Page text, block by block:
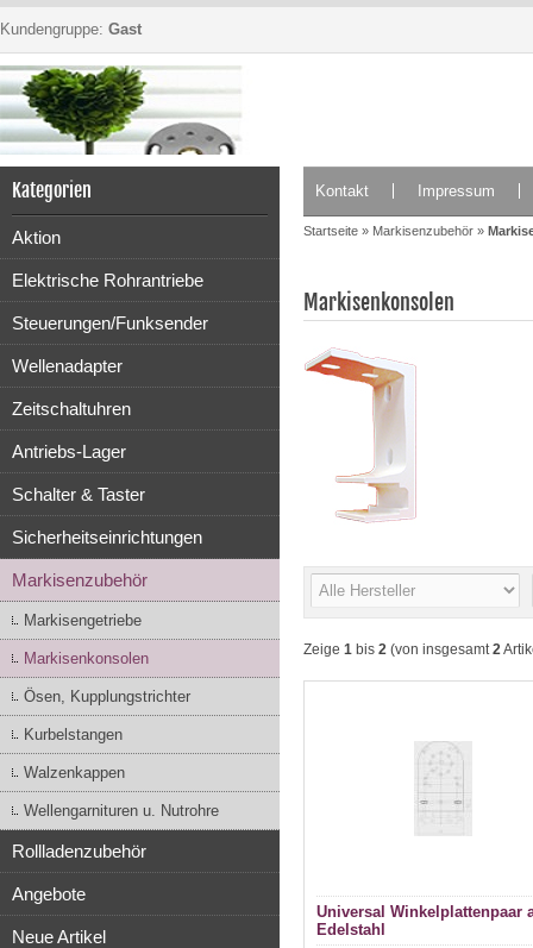
Kundengruppe: Gast
Kategorien
Aktion
Elektrische Rohrantriebe
Steuerungen/Funksender
Wellenadapter
Zeitschaltuhren
Antriebs-Lager
Schalter & Taster
Sicherheitseinrichtungen
Markisenzubehör
Markisengetriebe
Markisenkonsolen
Ösen, Kupplungstrichter
Kurbelstangen
Walzenkappen
Wellengarnituren u. Nutrohre
Rollladenzubehör
Angebote
Neue Artikel
Kontakt Impressum
Startseite » Markisenzubehör »
Markisenkonsolen
Zeige 1 bis 2 (von insgesamt2
Universal Winkelplattenpaar
Edelstahl